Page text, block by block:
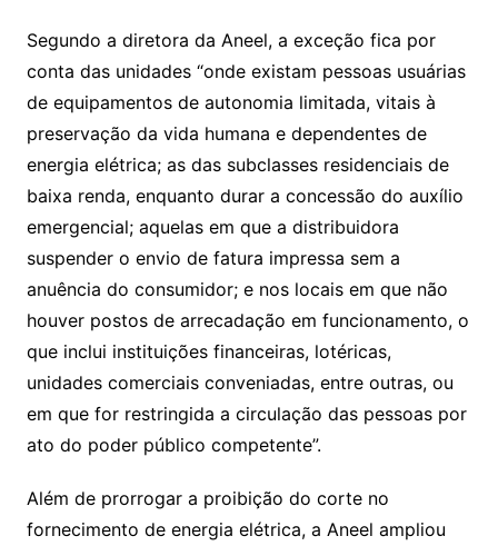
Segundo a diretora da Aneel, a exceção fica por
conta das unidades “onde existam pessoas usuárias
de equipamentos de autonomia limitada, vitais à
preservação da vida humana e dependentes de
energia elétrica; as das subclasses residenciais de
baixa renda, enquanto durar a concessão do auxílio
emergencial; aquelas em que a distribuidora
suspender o envio de fatura impressa sem a
anuência do consumidor; e nos locais em que não
houver postos de arrecadação em funcionamento, o
que inclui instituições financeiras, lotéricas,
unidades comerciais conveniadas, entre outras, ou
em que for restringida a circulação das pessoas por
ato do poder público competente”.
Além de prorrogar a proibição do corte no
fornecimento de energia elétrica, a Aneel ampliou